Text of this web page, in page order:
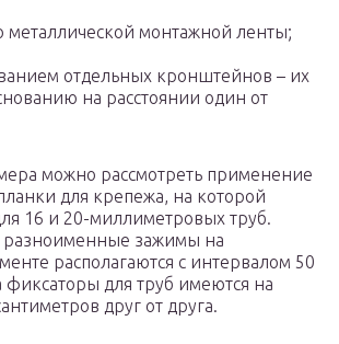
монтажной ленты;
отдельных кронштейнов – их
на расстоянии один от
можно рассмотреть применение
для крепежа, на которой
16 и 20-миллиметровых труб.
зажимы на
располагаются с интервалом 50
для труб имеются на
друг от друга.